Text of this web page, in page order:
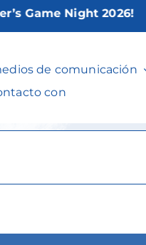
Night 2026!
de comunicación
con